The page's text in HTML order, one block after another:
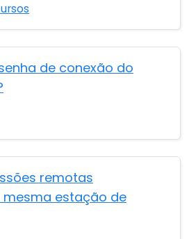
de conexão do
remotas
estação de